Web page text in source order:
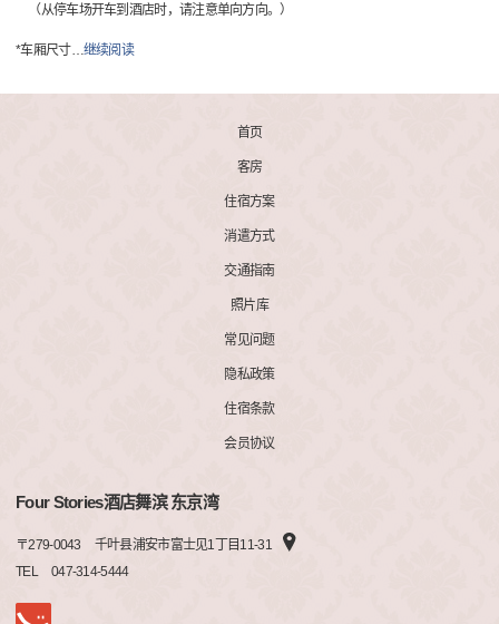
（从停车场开车到酒店时，请注意单向方向。）
*车厢尺寸… 继续阅读
首页
客房
住宿方案
消遣方式
交通指南
照片库
常见问题
隐私政策
住宿条款
会员协议
Four Stories酒店舞滨 东京湾
〒279-0043
千叶县浦安市富士见1丁目11-31
TEL
047-314-5444